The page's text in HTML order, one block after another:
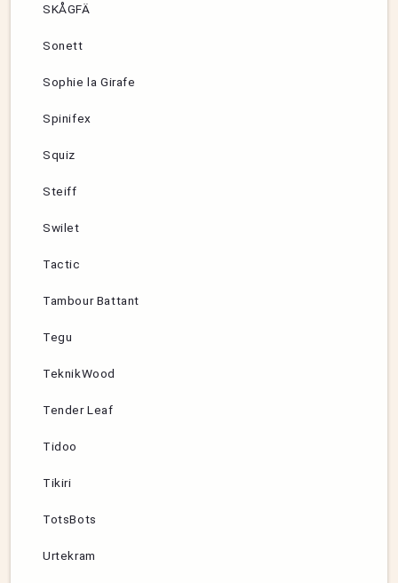
SKÅGFÄ
Sonett
Sophie la Girafe
Spinifex
Squiz
Steiff
Swilet
Tactic
Tambour Battant
Tegu
TeknikWood
Tender Leaf
Tidoo
Tikiri
TotsBots
Urtekram